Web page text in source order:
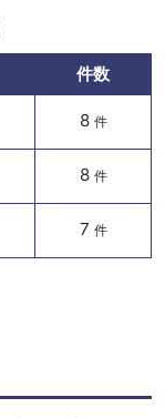
件数
8 件
8 件
7 件